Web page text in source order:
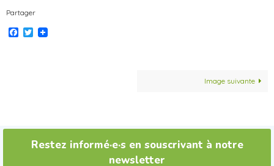
Partager
Facebook
Twitter
Image suivante
Restez informé·e·s en souscrivant à notre
newsletter